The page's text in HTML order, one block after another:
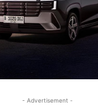
- Advertisement -